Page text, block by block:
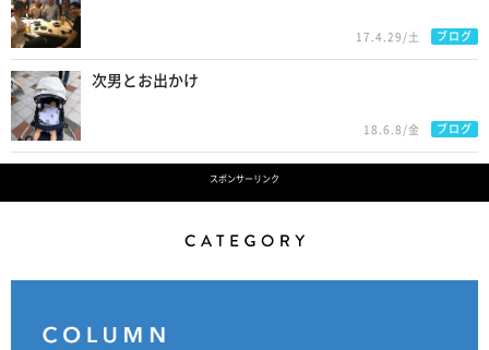
17.4.29/土 ブログ
次男とお出かけ
18.6.8/金 ブログ
スポンサーリンク